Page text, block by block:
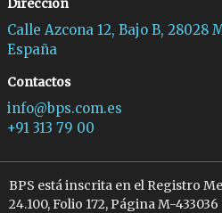
Dirección
Calle Azcona 12, Bajo B, 28028
España
Contactos
info@bps.com.es
+91 313 79 00
BPS está inscrita en el Registro
24.100, Folio 172, Página M-